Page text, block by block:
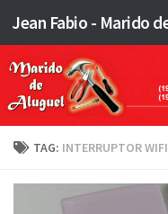
Skip to content
TAG: INTERRUPTOR WIFI